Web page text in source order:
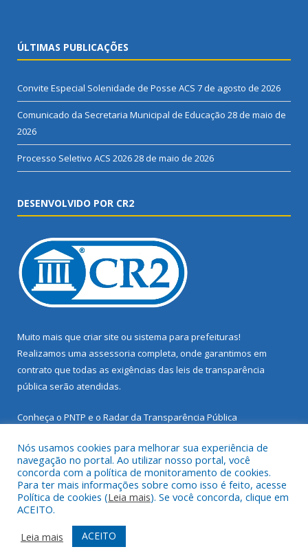
ÚLTIMAS PUBLICAÇÕES
Convite Especial Solenidade de Posse ACS 7 de agosto de 2026
Comunicado da Secretaria Municipal de Educação 28 de maio de
2026
Processo Seletivo ACS 202628 de maio de 2026
DESENVOLVIDO POR CR2
Muito mais que criar site ou sistema para prefeituras!
Realizamos uma assessoria completa, onde garantimos em
contrato que todas as exigências das leis de transparência
pública serão atendidas.
Conheça o PNTP e o Radar da Transparência Pública
Todos os direitos reservados a Prefeitura Municipal de Santarém
Novo.
Mapa do Site
Acessar Área Administrativa
Acessar Webmail
Nós usamos cookies para melhorar sua experiência de
navegação no portal. Ao utilizar nosso portal, você
concorda com a política de monitoramento de cookies.
Para ter mais informações sobre como isso é feito, acesse
Política de cookies (Leia mais). Se você concorda, clique em
ACEITO.
Leia mais
ACEITO